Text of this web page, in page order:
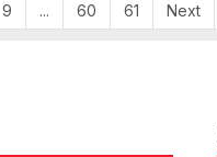
9 ... 60 61 Next